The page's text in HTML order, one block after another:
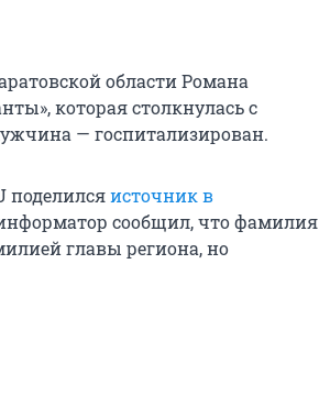
области Романа
которая столкнулась с
— госпитализирован.
поделилсяисточник в
сообщил, что фамилия
главы региона, но